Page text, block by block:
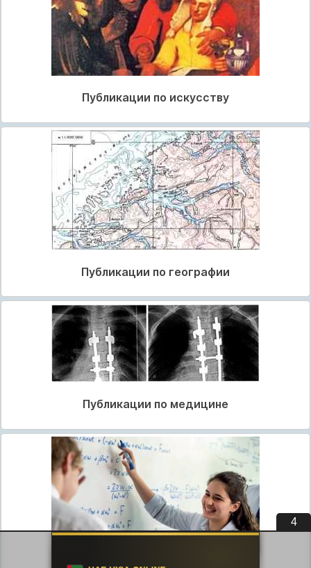
Публикации по искусству
Публикации по географии
Публикации по медицине
3